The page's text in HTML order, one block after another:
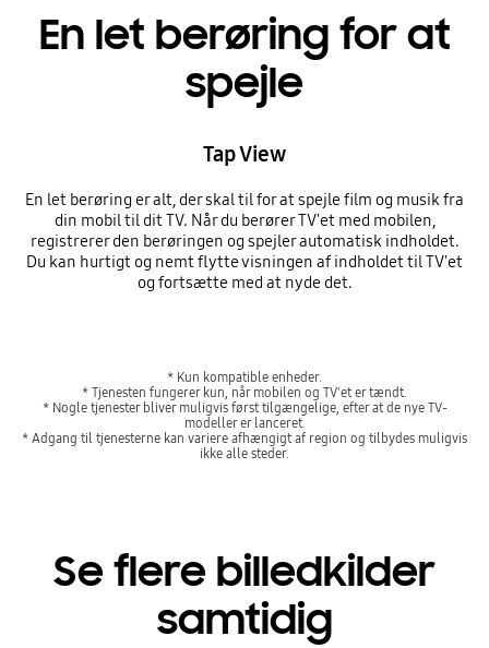
En let berøring for at
spejle
Tap View
En let berøring er alt, der skal til for at spejle film og musik fra
din mobil til dit TV. Når du berører TV'et med mobilen,
registrerer den berøringen og spejler automatisk indholdet.
Du kan hurtigt og nemt flytte visningen af indholdet til TV'et
og fortsætte med at nyde det.
* Kun kompatible enheder.
* Tjenesten fungerer kun, når mobilen og TV'et er tændt.
* Nogle tjenester bliver muligvis først tilgængelige, efter at de nye TV-
modeller er lanceret.
* Adgang til tjenesterne kan variere afhængigt af region og tilbydes muligvis
ikke alle steder.
Se flere billedkilder
samtidig